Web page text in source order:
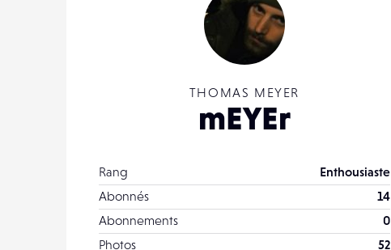
THOMAS MEYER
mEYEr
Rang
Enthousiaste
Abonnés
14
Abonnements
0
Photos
52